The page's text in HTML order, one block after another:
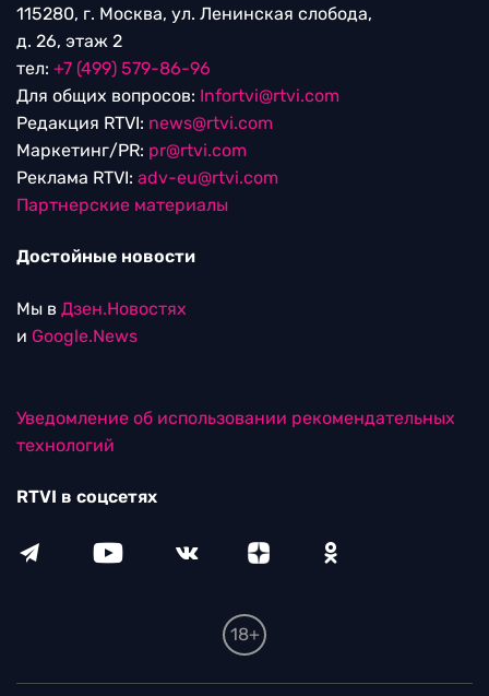
115280, г. Москва, ул. Ленинская слобода,
д. 26, этаж 2
тел: +7 (499) 579-86-96
Для общих вопросов: Infortvi@rtvi.com
Редакция RTVI: news@rtvi.com
Маркетинг/PR: pr@rtvi.com
Реклама RTVI: adv-eu@rtvi.com
Партнерские материалы
Достойные новости
Мы в Дзен.Новостях
и Google.News
Уведомление об использовании рекомендательных
технологий
RTVI в соцсетях
18+